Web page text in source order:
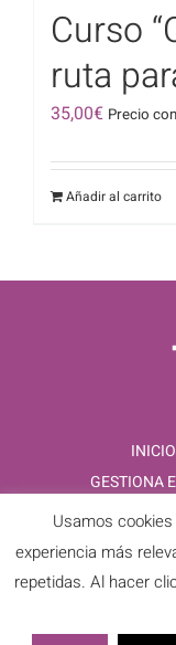
Curso
ruta
35,00€ Precio
Añadir al carrito
INICIO
GESTIONA
PIEDAD
Privacidad|
Usamos
experiencia más
repetidas. Al hacer